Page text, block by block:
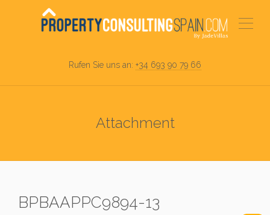
Rufen Sie uns an: +34 693 90 79 66
Attachment
BPBAAPPC9894-13